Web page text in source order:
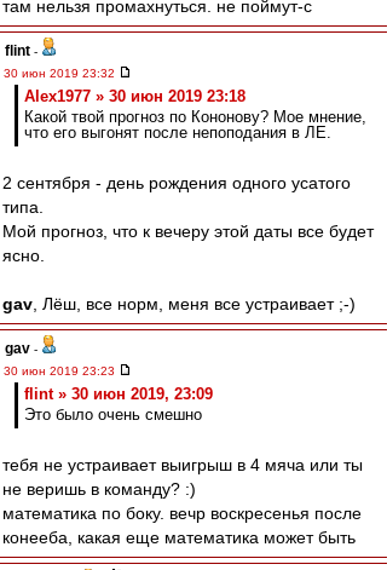
там нельзя промахнуться. не поймут-с
flint -
30 июн 2019 23:32
Alex1977 » 30 июн 2019 23:18
Какой твой прогноз по Кононову? Мое мнение,
что его выгонят после непоподания в ЛЕ.
2 сентября - день рождения одного усатого
типа.
Мой прогноз, что к вечеру этой даты все будет
ясно.
gav , Лёш, все норм, меня все устраивает ;-)
gav -
30 июн 2019 23:23
flint » 30 июн 2019, 23:09
Это было очень смешно
тебя не устраивает выигрыш в 4 мяча или ты
не веришь в команду? :)
математика по боку. вечр воскресенья после
конееба, какая еще математика может быть